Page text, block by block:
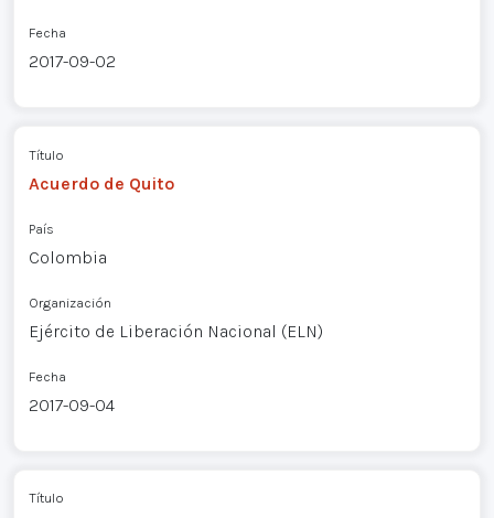
Fecha
2017-09-02
Título
Acuerdo de Quito
País
Colombia
Organización
Ejército de Liberación Nacional (ELN)
Fecha
2017-09-04
Título